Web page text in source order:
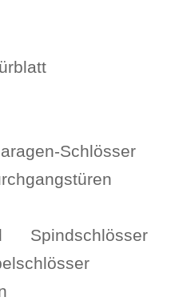
Schlösser
Spindschlösser